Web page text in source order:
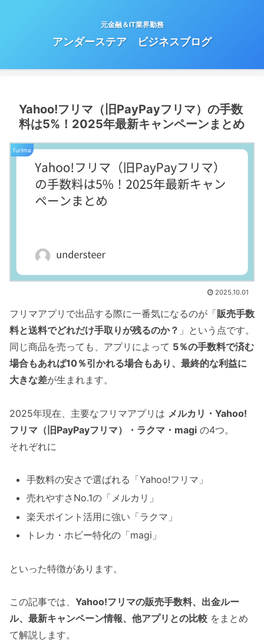
元金融＆IT業界勤務
アンダーステア ビジネスブログ
Yahoo!フリマ（旧PayPayフリマ）の手数
料は5%！2025年最新キャンペーンまとめ
furima
2025.10.01
フリマアプリで出品する際に一番気になるのが「販売手数
料と送料でどれだけ手取りが残るのか？ 」という点です。
同じ商品を売っても、アプリによって 5％の手数料で済む
場合もあれば10％引かれる場合もあり、最終的な利益に
大きな差が生まれます。
2025年現在、主要なフリマアプリは メルカリ・Yahoo!
フリマ（旧PayPayフリマ）・ラクマ・magi の4つ。
それぞれに
手数料の安さで選ばれる「Yahoo!フリマ」
売れやすさNo.1の「メルカリ」
楽天ポイント活用に強い「ラクマ」
トレカ・ホビー特化の「magi」
といった特徴があります。
この記事では、 Yahoo!フリマの販売手数料、出金ルー
ル、最新キャンペーン情報、他アプリとの比較 をまとめ
て解説します。